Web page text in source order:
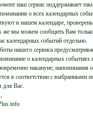
наш сервис поддерживает
о всех календарных
в нашем календаре,
же мы можем сообщить Вам
календарных событий отдельно.
нашего сервиса
о календарных
накануне; напоминания
в соответствии с выбранными
для Вас.